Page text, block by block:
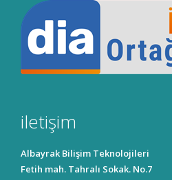
iletişim
Albayrak Bilişim Teknolojileri
Fetih mah. Tahralı Sokak. No.7